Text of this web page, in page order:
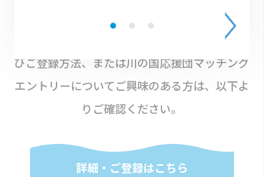
団体サポーター（川の国応援団）の詳細、およ
びご登録方法、または川の国応援団マッチング
エントリーについてご興味のある方は、以下よ
りご確認ください。
詳細・ご登録はこちら